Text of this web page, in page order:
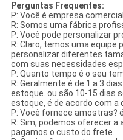
Perguntas Frequentes:
P: Você é empresa
R: Somos uma fábrica
P: Você pode personalizar
R: Claro, temos uma equipe
personalizar diferentes
com suas necessidades
P: Quanto tempo é o seu
R: Geralmente é de 1 a 3
estoque. ou são 10-15 dias
estoque, é de acordo com a
P: Você fornece amostras?
R: Sim, podemos oferecer
pagamos o custo do frete.